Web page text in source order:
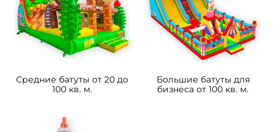
Средние батуты от 20 до
100 кв. м.
Большие батуты для
бизнеса от 100 кв. м.